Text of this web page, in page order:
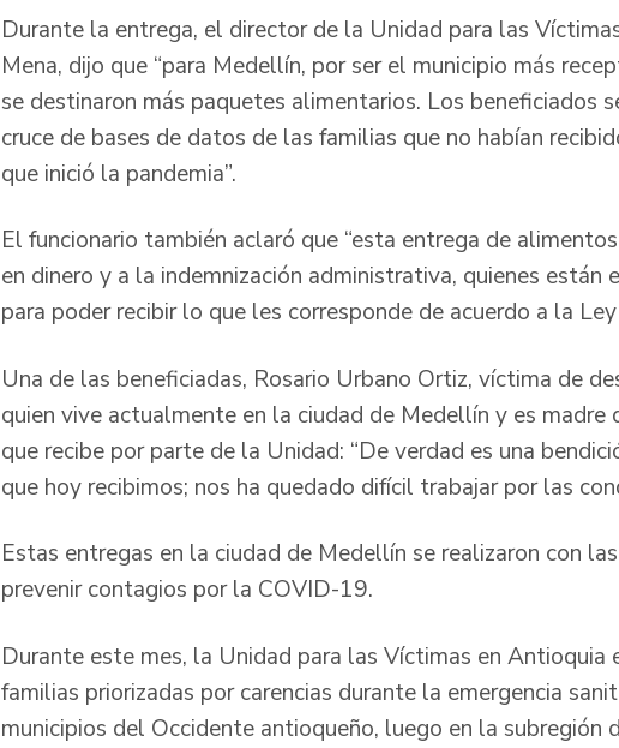
Durante la entrega, el director de la Unidad para las
Mena, dijo que “para Medellín, por ser el municipio más
se destinaron más paquetes alimentarios. Los beneficiados
cruce de bases de datos de las familias que no habían
que inició la pandemia”.
El funcionario también aclaró que “esta entrega de
en dinero y a la indemnización administrativa, quienes están
para poder recibir lo que les corresponde de acuerdo a la
Una de las beneficiadas, Rosario Urbano Ortiz, víctima de
quien vive actualmente en la ciudad de Medellín y es madre
que recibe por parte de la Unidad: “De verdad es una
que hoy recibimos; nos ha quedado difícil trabajar por las
Estas entregas en la ciudad de Medellín se realizaron con
prevenir contagios por la COVID-19.
Durante este mes, la Unidad para las Víctimas en
familias priorizadas por carencias durante la emergencia
municipios del Occidente antioqueño, luego en la subregión